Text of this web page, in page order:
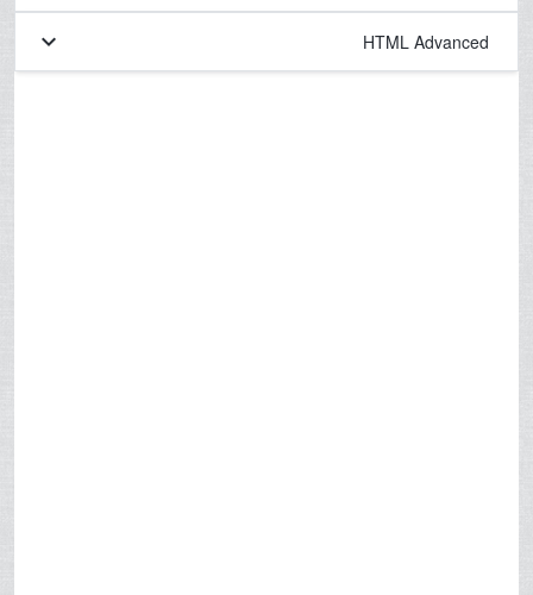
HTML Advanced
keyboard_arrow_down